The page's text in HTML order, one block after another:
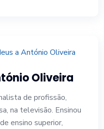
Oliveira
de profissão,
na televisão. Ensinou
ensino superior,